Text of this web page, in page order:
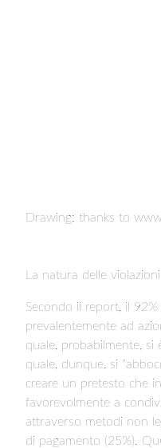
Drawing: thanks to
La natura delle
Secondo il report, il
prevalentemente ad
quale, probabilmente,
quale, dunque, si
creare un pretesto che
favorevolmente a
attraverso metodi non
di pagamento (25%).